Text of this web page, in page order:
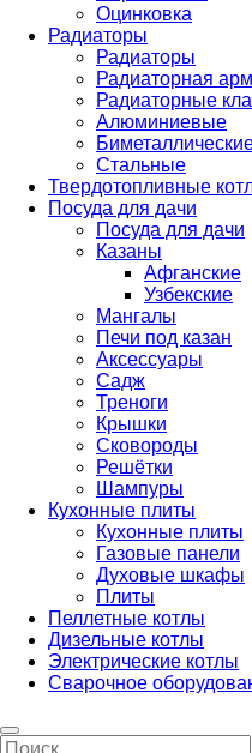
Оцинковка
Радиаторы
Радиаторы
Радиаторная
Радиаторные
Алюминиевые
Стальные
Твердотопливные
Посуда для дачи
Посуда для дачи
Казаны
Афганские
Узбекские
Мангалы
Печи под казан
Аксессуары
Садж
Треноги
Крышки
Сковороды
Решётки
Шампуры
Кухонные плиты
Кухонные плиты
Газовые панели
Духовые шкафы
Плиты
Пеллетные котлы
Дизельные котлы
Электрические котлы
Сварочное